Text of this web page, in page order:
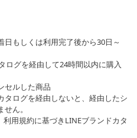
日もしくは利用完了後から30日～
ログを経由して24時間以内に購入
セルした商品
ログを経由しないと、経由したシ
ん。
用規約に基づきLINEブランドカタ